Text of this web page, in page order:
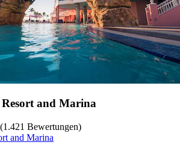
and Marina
Bewertungen)
and Marina